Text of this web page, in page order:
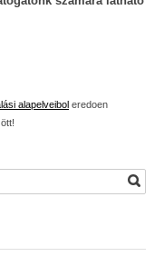
alapelveibol eredoen